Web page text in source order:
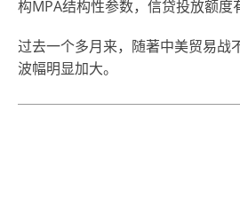
构MPA结构性参数，信贷投放额度
过去一个多月来，随著中美贸易战
波幅明显加大。